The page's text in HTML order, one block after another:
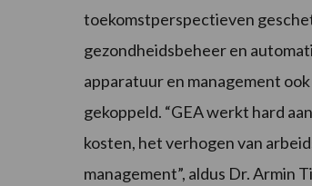
toekomstperspectieven
gezondheidsbeheer en
apparatuur en management
gekoppeld. “GEA werkt hard
kosten, het verhogen van
management”, aldus Dr. Armin